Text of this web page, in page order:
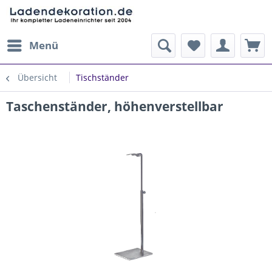
Menü
Übersicht Tischständer
Taschenständer, höhenverstellbar